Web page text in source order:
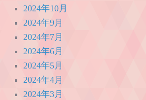
2024年10月
2024年9月
2024年7月
2024年6月
2024年5月
2024年4月
2024年3月